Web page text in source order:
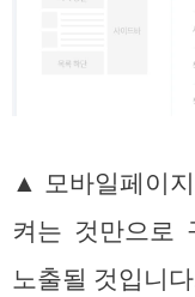
▲ 모바일페이
켜는 것만으로
노출될 것입니